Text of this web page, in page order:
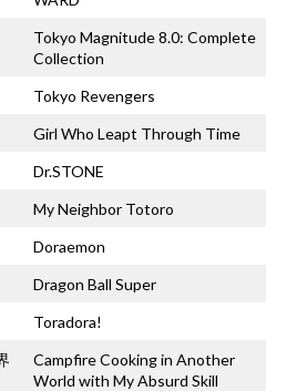
Tokyo Magnitude 8.0: Complete
Collection
Tokyo Revengers
Girl Who Leapt Through Time
Dr.STONE
My Neighbor Totoro
Doraemon
Dragon Ball Super
Toradora!
Campfire Cooking in Another
World with My Absurd Skill